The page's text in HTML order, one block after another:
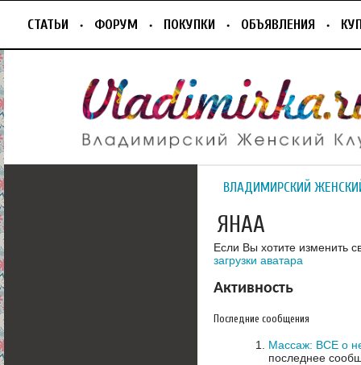
СТАТЬИ ФОРУМ ПОКУПКИ ОБЪЯВЛЕНИЯ
ВЛАДИМИРСКИЙ
ЯНАА
Если Вы хотите изменить
загрузки аватара
Активность
Последние сообщения
Массаж: ВСЕ о
последнее